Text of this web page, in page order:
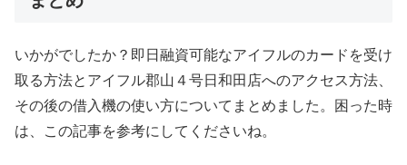
いかがでしたか？即日融資可能なアイフルのカードを受け
取る方法とアイフル郡山４号日和田店へのアクセス方法、
その後の借入機の使い方についてまとめました。困った時
は、この記事を参考にしてくださいね。